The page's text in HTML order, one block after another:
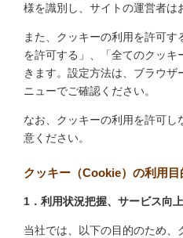
様を識別し、サイトの運営者は
また、クッキーの利用を許可
を許可する」、「全てのクッ
きます。設定方法は、ブラウ
ニューでご確認ください。
なお、クッキーの利用を許可
意ください。
クッキー（Cookie）の利用目
1．利用状況把握、サービス向
当社では、以下の目的のため、